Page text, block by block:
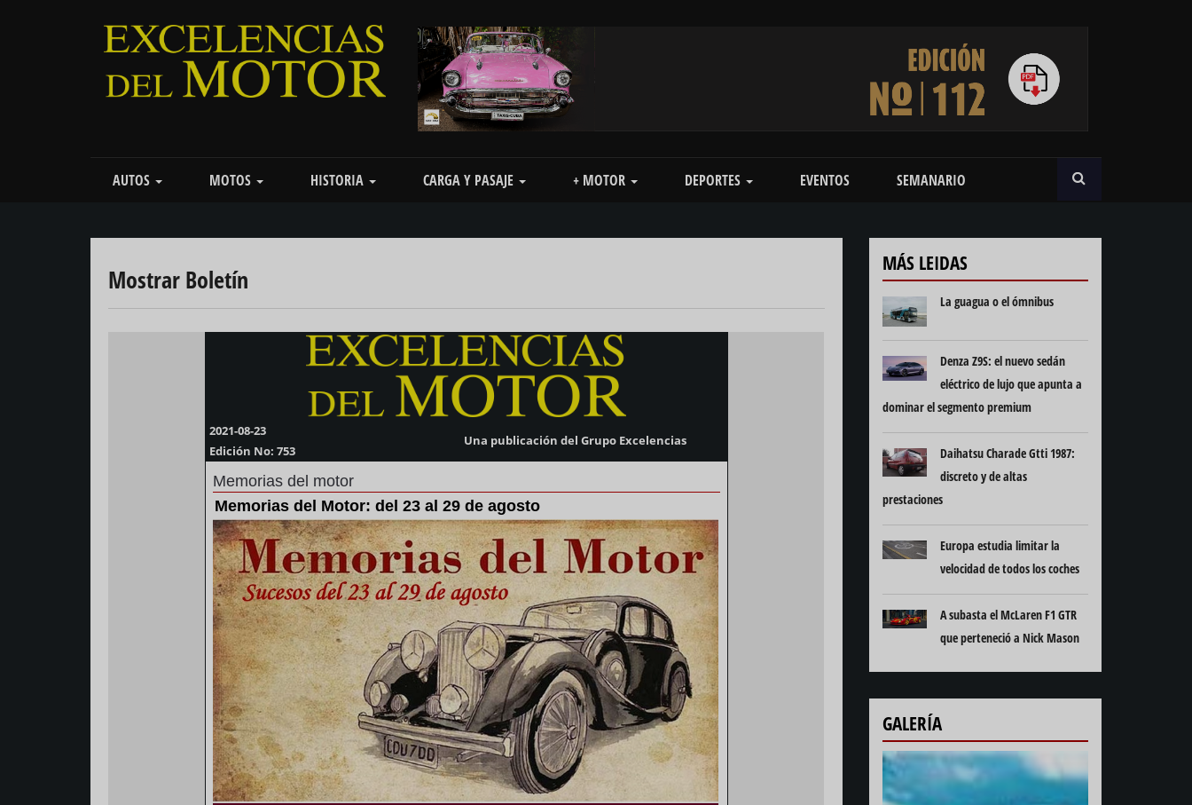
Main
navigation
AUTOS MOTOS HISTORIA CARGA Y PASAJE + MOTOR DEPORTES EVENTOS SEMANARIO
Mostrar Boletín
2021-08-23
Edición No: 753
Una publicación del Grupo Excelencias
Memorias del motor
Memorias del Motor: del 23 al 29 de agosto
MÁS LEIDAS
La guagua o el ómnibus
Denza Z9S: el nuevo sedán
eléctrico de lujo que apunta a
dominar el segmento premium
Daihatsu Charade Gtti 1987:
discreto y de altas
prestaciones
Europa estudia limitar la
velocidad de todos los coches
A subasta el McLaren F1 GTR
que perteneció a Nick Mason
GALERÍA